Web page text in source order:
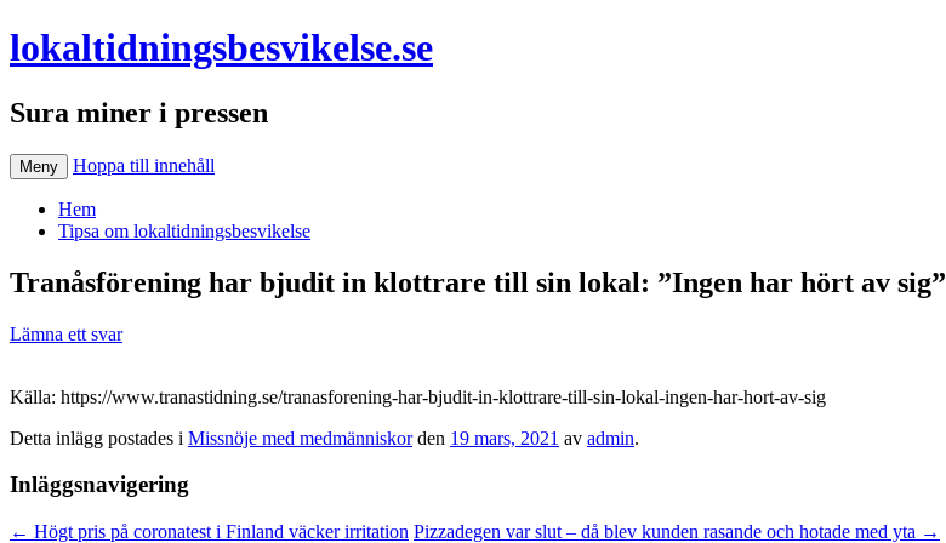
lokaltidningsbesvikelse.se
Sura miner i pressen
Meny Hoppa till innehåll
Hem
Tipsa om lokaltidningsbesvikelse
Tranåsförening har bjudit in klottrare till sin lokal: ”Ingen har hört av sig”
Lämna ett svar
Källa: https://www.tranastidning.se/tranasforening-har-bjudit-in-klottrare-till-sin-lokal-ingen-har-hort-av-sig
Detta inlägg postades i Missnöje med medmänniskorden 19 mars, 2021 av admin.
Inläggsnavigering
← Högt pris på coronatest i Finland väcker irritation Pizzadegen var slut – då blev kunden rasande och hotade med yta →